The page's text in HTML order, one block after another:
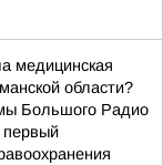
медицинская
области?
Большого Радио
первый